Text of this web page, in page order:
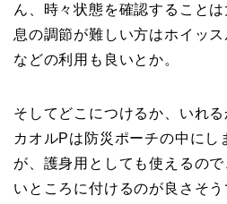
ん、時々状態を確認することは
息の調節が難しい方はホイッス
などの利用も良いとか。
そしてどこにつけるか、いれる
カオルPは防災ポーチの中にし
が、護身用としても使えるの
いところに付けるのが良さそう